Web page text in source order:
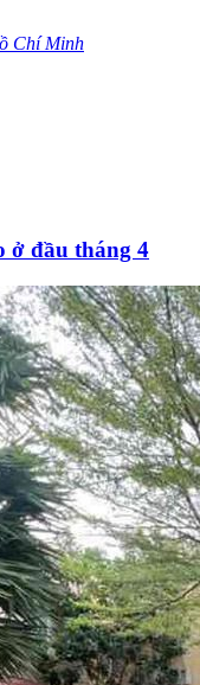
Chí Minh
ở đầu tháng 4